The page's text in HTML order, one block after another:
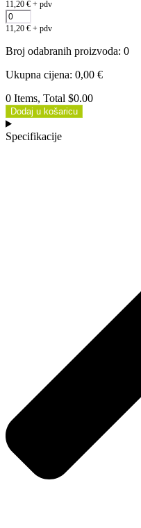
11,20 € + pdv
11,20 € + pdv
Broj odabranih proizvoda: 0
Ukupna cijena: 0,00 €
0 Items, Total $0.00
Dodaj u košaricu
Specifikacije